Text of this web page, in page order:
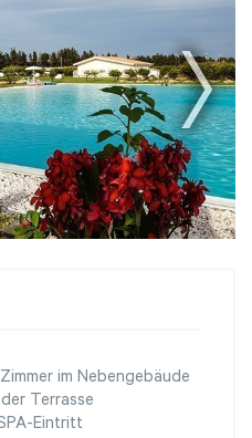
im Nebengebäude
Terrasse
Eintritt